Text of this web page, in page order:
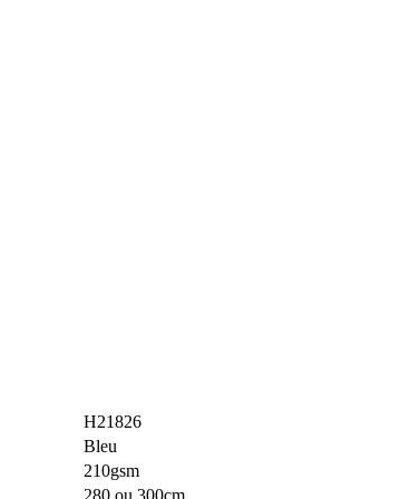
H21826
Bleu
210gsm
280 ou 300cm